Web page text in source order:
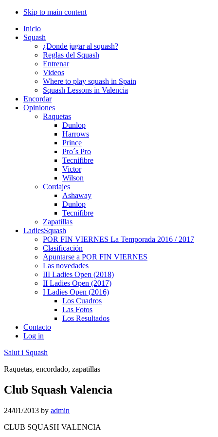
Skip to main content
Inicio
Squash
¿Donde jugar al squash?
Reglas del Squash
Entrenar
Videos
Where to play squash in Spain
Squash Lessons in Valencia
Encordar
Opiniones
Raquetas
Dunlop
Harrows
Prince
Pro´s Pro
Tecnifibre
Victor
Wilson
Cordajes
Ashaway
Dunlop
Tecnifibre
Zapatillas
LadiesSquash
POR FIN VIERNES La Temporada 2016 / 2017
Clasificación
Apuntarse a POR FIN VIERNES
Las novedades
III Ladies Open (2018)
II Ladies Open (2017)
I Ladies Open (2016)
Los Cuadros
Las Fotos
Los Resultados
Contacto
Log in
Salut i Squash
Raquetas, encordado, zapatillas
Club Squash Valencia
24/01/2013 by admin
CLUB SQUASH VALENCIA